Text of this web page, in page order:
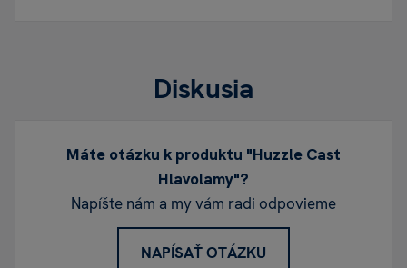
Diskusia
Máte otázku k produktu "Huzzle Cast
Hlavolamy"?
Napíšte nám a my vám radi odpovieme
NAPÍSAŤ OTÁZKU